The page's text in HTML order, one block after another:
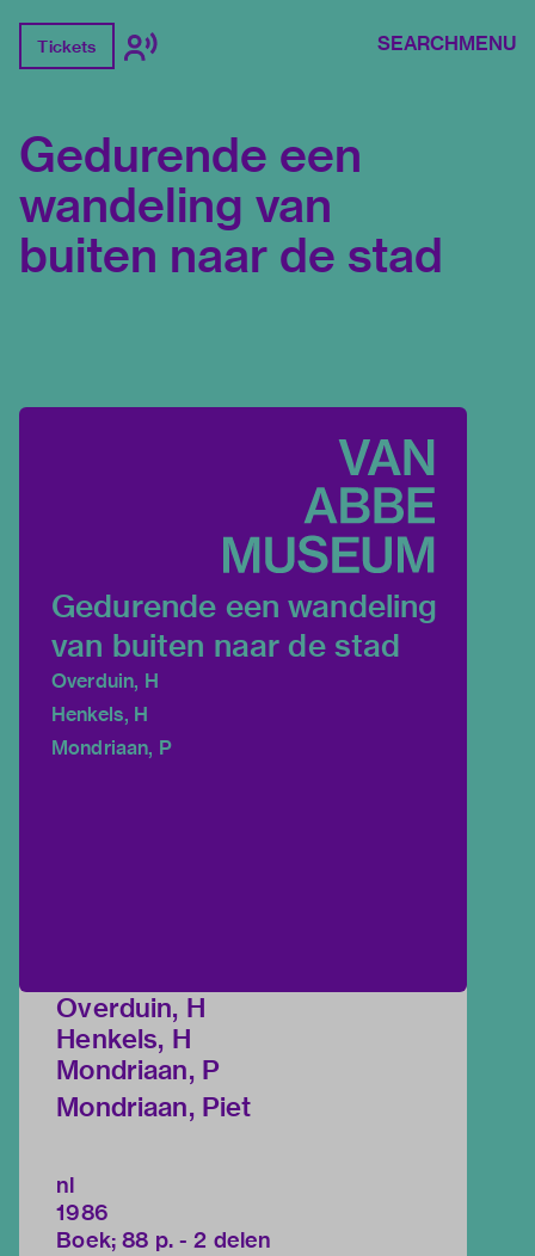
Tickets SEARCHMENU
Gedurende een
wandeling van
buiten naar de stad
Gedurende een wandeling
van buiten naar de stad
Overduin, H
Henkels, H
Mondriaan, P
Overduin, H
Henkels, H
Mondriaan, P
Mondriaan, Piet
nl
1986
Boek; 88 p. - 2 delen